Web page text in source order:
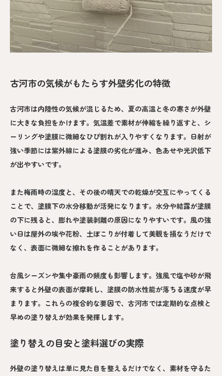
古河市の気候がもたらす外壁劣化の特徴
古河市は内陸性の気候が混じるため、夏の高温と冬の寒さが外壁
に大きな負担をかけます。気温差で素材が伸縮を繰り返すと、シ
ーリングや塗膜に微細なひび割れが入りやすくなります。日射が
強い季節には紫外線による塗膜の劣化が進み、色あせや光沢低下
が出やすいです。
また梅雨時の湿度と、その後の晴天での乾燥が交互にやってくる
ことで、塗膜下の水分移動が活発になります。水分や結露が塗膜
の下に残ると、膨れや塗装剥離の原因になりやすいです。風の強
い日は屋外の埃や花粉、土ぼこりが付着して美観を損なうだけで
なく、表面に微細な擦れを作ることがあります。
台風シーズンや集中豪雨の頻度も影響します。強風で塩や砂が飛
来すると外壁の表面が摩耗し、塗膜の防水性能が落ちる速度が早
まります。これらの複合的な要因で、古河市では定期的な点検と
早めの塗り替えが効果を発揮します。
塗り替えの目安と塗料選びの実際
外壁の塗り替えは単に見た目を整えるだけでなく、素材を守るた